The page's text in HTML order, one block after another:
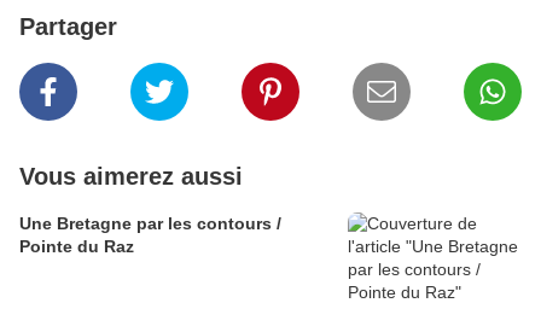
Partager
Vous aimerez aussi
Une Bretagne par les contours /
Pointe du Raz